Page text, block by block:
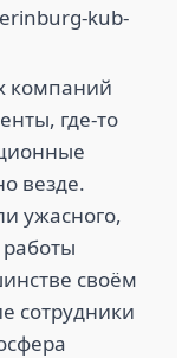
kub-
компаний
где-то
везде.
ужасного,
своём
сотрудники